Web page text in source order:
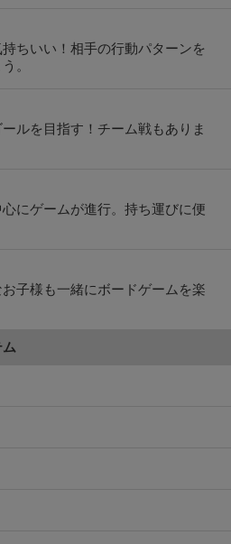
ちいい！相手の行動パターンを
。
ルを目指す！チーム戦もありま
にゲームが進行。持ち運びに便
子様も一緒にボードゲームを楽